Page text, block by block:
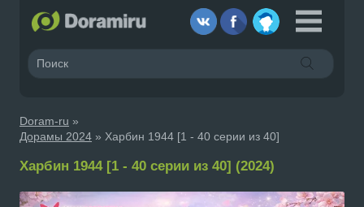
Doram-ru »
Дорамы 2024 » Харбин 1944 [1 - 40 серии из 40]
Харбин 1944 [1 - 40 серии из 40] (2024)